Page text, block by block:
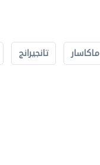
ماكاسار تانجيرانج